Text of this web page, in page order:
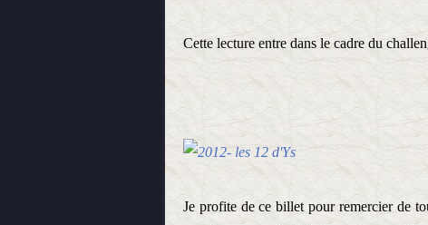
Cette lecture entre dans le cadre du
Je profite de ce billet pour remercier de